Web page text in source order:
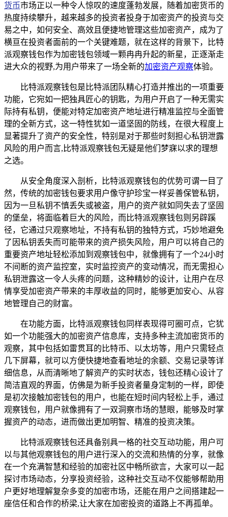
货币市场正以一种令人惊叹的速度蓬勃发展，随着加密货币的
热度持续攀升，越来越多的投资者投身于加密资产的投资与交
易之中，如何安全、高效且便捷地管理这些加密资产，成为了
横亘在投资者面前的一个关键难题，就在这样的背景下，比特
派观察钱包作为加密钱包领域一颗冉冉升起的新星，正逐渐走
进大众的视野,为用户带来了一场全新的加密资产观察体验。
比特派观察钱包是比特派团队精心打造并推出的一项重要
功能，它宛如一把独具匠心的钥匙，为用户开启了一种无需实
际持有私钥，便能对特定加密资产地址进行精准监控与全面管
理的全新方式，这一特性犹如一道坚固的防线，在很大程度上
显著提升了资产的安全性，特别是对于那些时刻担心私钥泄露
风险的用户而言,比特派观察钱包无疑是他们梦寐以求的理想
之选。
从安全角度深入剖析，比特派观察钱包的优势可谓一目了
然，传统的加密钱包要求用户像守护珍宝一样妥善保管私钥，
因为一旦私钥不慎丢失或被盗，用户的资产就如同失去了坚固
的堡垒，将面临着巨大的风险，而比特派观察钱包则另辟蹊
径，它通过只观察地址，不持有私钥的独特方式，巧妙地避免
了因私钥丢失而可能带来的资产损失风险，用户可以将自己的
重要资产地址轻松添加到观察钱包中，就像拥有了一个24小时
不间断的资产监控室，实时监控资产的变动情况，而无需担心
私钥泄露这一令人头疼的问题，这种精妙的设计，让用户在尽
情享受加密资产带来的丰厚收益的同时，能够更加安心、从容
地管理自己的财富。
在功能方面，比特派观察钱包同样表现得可圈可点，它犹
如一个功能强大的加密资产信息库，支持多种主流加密货币的
观察，其中包括如雷贯耳的比特币、以太坊等，用户只需轻点
几下屏幕，就可以方便快捷地查看地址的余额、交易记录等详
细信息，从而清晰地了解资产的实时状态，钱包还精心设计了
简洁直观的界面，仿佛是为新手投资者量身定制的一样，即使
是初次接触加密钱包的用户，也能在短时间内轻松上手，通过
观察钱包，用户就像拥有了一双洞察市场的慧眼，能够及时掌
握资产的动态，进而做出更加明智、精准的投资决策。
比特派观察钱包还具备别具一格的社交互动功能，用户可
以与其他观察钱包的用户进行深入的交流和热情的分享，就像
在一个充满智慧和经验的加密社区中畅所欲言，大家可以一起
探讨市场动态，分享投资经验，这种社交互动不仅能够帮助用
户更好地理解复杂多变的加密市场，还能在用户之间搭建起一
座信任和合作的桥梁,让大家在加密投资的道路上不再孤单。